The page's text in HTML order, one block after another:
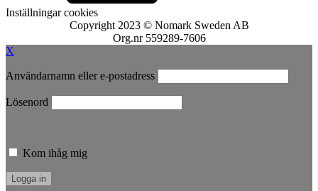
Inställningar cookies
Copyright 2023 © Nomark Sweden AB
Org.nr 559289-7606
X
Användarnamn eller e-postadress
Lösenord
Kom ihåg mig